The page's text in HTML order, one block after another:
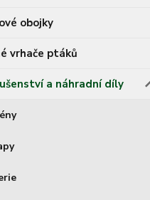
obojky
vrhače ptáků
a náhradní díly